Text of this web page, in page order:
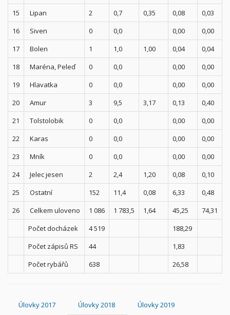
15
Lipan 2 0,7 0,35 0,08
0,03
16
Siven 0 0,0 0,00
0,00
17
Bolen 1 1,0 1,00 0,04
0,04
18
Maréna, Peleď 0 0,0 0,00
0,00
19
Hlavatka 0 0,0 0,00
0,00
20
Amur 3 9,5 3,17 0,13
0,40
21
Tolstolobik 0 0,0 0,00
0,00
22
Karas 0 0,0 0,00
0,00
23
Mník 0 0,0 0,00
0,00
24
Jelec jesen 2 2,4 1,20 0,08
0,10
25
Ostatní 152 11,4 0,08 6,33
0,48
26
Celkem uloveno 1 086 1 783,5 1,64 45,25
74,31
Počet docházek
4 519
188,29
Počet zápisů RS
44
1,83
Počet rybářů
638 26,58
Úlovky 2017 Úlovky 2018 Úlovky 2019